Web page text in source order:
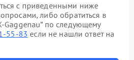
с приведенными ниже
либо обратиться в
Gaggenau” по следующему
55-83 если не нашли ответ на